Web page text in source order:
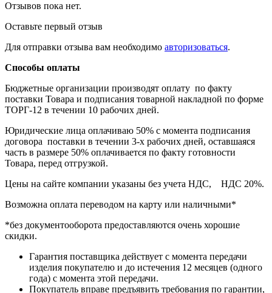
Отзывов пока нет.
Оставьте первый отзыв
Для отправки отзыва вам необходимо авторизоваться.
Способы оплаты
Бюджетные организации производят оплату по факту
поставки Товара и подписания товарной накладной по форме
ТОРГ-12 в течении 10 рабочих дней.
Юридические лица оплачиваю 50% с момента подписания
договора поставки в течении 3-х рабочих дней, оставшаяся
часть в размере 50% оплачивается по факту готовности
Товара, перед отгрузкой.
Цены на сайте компании указаны без учета НДС, НДС 20%.
Возможна оплата переводом на карту или наличными*
*без документооборота предоставляются очень хорошие
скидки.
Гарантия поставщика действует с момента передачи
изделия покупателю и до истечения 12 месяцев (одного
года) с момента этой передачи.
Покупатель вправе предъявить требования по гарантии,